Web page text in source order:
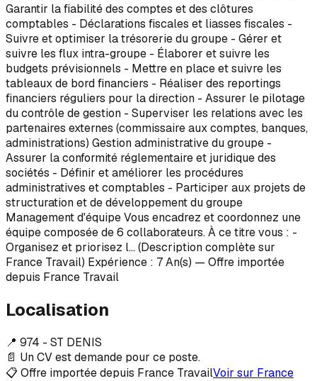
Garantir la fiabilité des comptes et des clôtures
comptables - Déclarations fiscales et liasses fiscales -
Suivre et optimiser la trésorerie du groupe - Gérer et
suivre les flux intra-groupe - Élaborer et suivre les
budgets prévisionnels - Mettre en place et suivre les
tableaux de bord financiers - Réaliser des reportings
financiers réguliers pour la direction - Assurer le pilotage
du contrôle de gestion - Superviser les relations avec les
partenaires externes (commissaire aux comptes, banques,
administrations) Gestion administrative du groupe -
Assurer la conformité réglementaire et juridique des
sociétés - Définir et améliorer les procédures
administratives et comptables - Participer aux projets de
structuration et de développement du groupe
Management d'équipe Vous encadrez et coordonnez une
équipe composée de 6 collaborateurs. À ce titre vous : -
Organisez et priorisez l… (Description complète sur
France Travail) Expérience : 7 An(s) — Offre importée
depuis France Travail
Localisation
📍 974 - ST DENIS
📄 Un CV est demande pour ce poste.
📋 Offre importée depuis France TravailVoir sur France